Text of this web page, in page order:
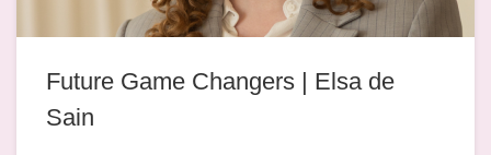
Future Game Changers | Elsa de
Sain